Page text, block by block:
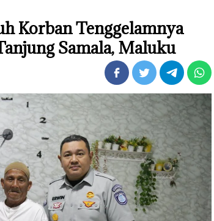
Korban Tenggelamnya
Samala, Maluku